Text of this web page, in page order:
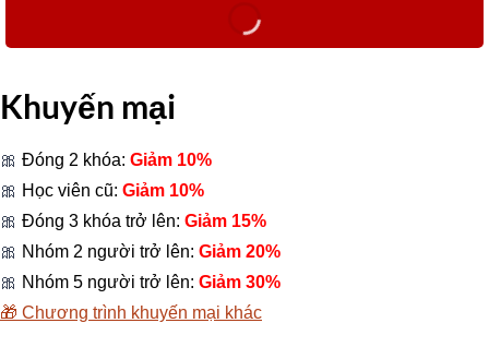
Khuyến mại
🎀 Đóng 2 khóa: Giảm 10%
🎀 Học viên cũ: Giảm 10%
🎀 Đóng 3 khóa trở lên: Giảm 15%
🎀 Nhóm 2 người trở lên: Giảm 20%
🎀 Nhóm 5 người trở lên: Giảm 30%
🎁 Chương trình khuyến mại khác